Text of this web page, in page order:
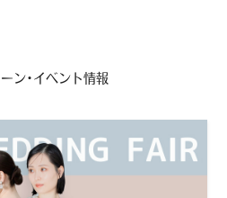
ン・イベント情報